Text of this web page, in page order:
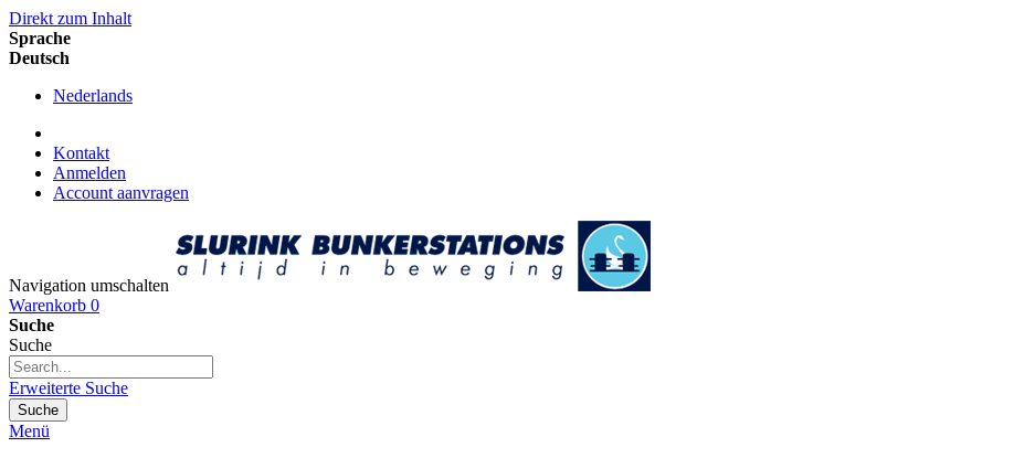
Direkt zum Inhalt
Sprache
Deutsch
Nederlands
Kontakt
Anmelden
Account aanvragen
Navigation umschalten
Warenkorb 0
Suche
Suche
Erweiterte Suche
Suche
Menü